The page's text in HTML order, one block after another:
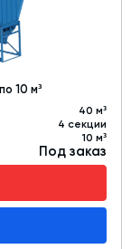
10 м³
40 м³
4 секции
10 м³
Под заказ